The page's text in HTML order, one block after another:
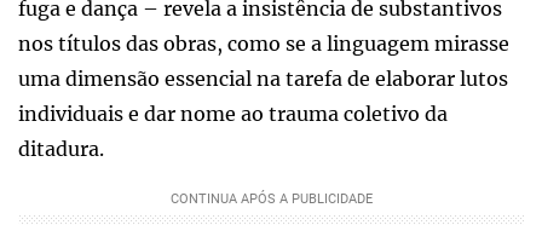
fuga e dança – revela a insistência de substantivos
nos títulos das obras, como se a linguagem mirasse
uma dimensão essencial na tarefa de elaborar lutos
individuais e dar nome ao trauma coletivo da
ditadura.